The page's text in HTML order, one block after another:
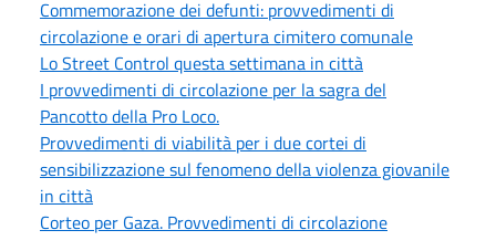
Commemorazione dei defunti: provvedimenti di
circolazione e orari di apertura cimitero comunale
Lo Street Control questa settimana in città
I provvedimenti di circolazione per la sagra del
Pancotto della Pro Loco.
Provvedimenti di viabilità per i due cortei di
sensibilizzazione sul fenomeno della violenza giovanile
in città
Corteo per Gaza. Provvedimenti di circolazione